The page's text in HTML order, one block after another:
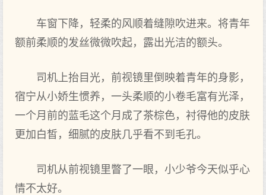
车窗下降，轻柔的风顺着缝隙吹进来。将青年
额前柔顺的发丝微微吹起，露出光洁的额头。
司机上抬目光，前视镜里倒映着青年的身影，
宿宁从小娇生惯养，一头柔顺的小卷毛富有光泽，
一个月前的蓝毛这个月成了茶棕色，衬得他的皮肤
更加白皙，细腻的皮肤几乎看不到毛孔。
司机从前视镜里瞥了一眼，小少爷今天似乎心
情不太好。